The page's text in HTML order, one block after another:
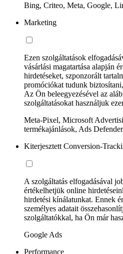
Bing, Criteo, Meta, Google,
Marketing
Ezen szolgáltatások
vásárlási magatartása alapján
hirdetéseket, szponzorált
promóciókat tudunk
Az Ön beleegyezésével az
szolgáltatásokat használjuk
Meta-Pixel, Microsoft
termékajánlások, Ads Defender
Kiterjesztett Conversion-
A szolgáltatás elfogadásával
értékelhetjük online
hirdetési kínálatunkat. Ennek
személyes adatait
szolgáltatókkal, ha Ön már
Google Ads
Performance